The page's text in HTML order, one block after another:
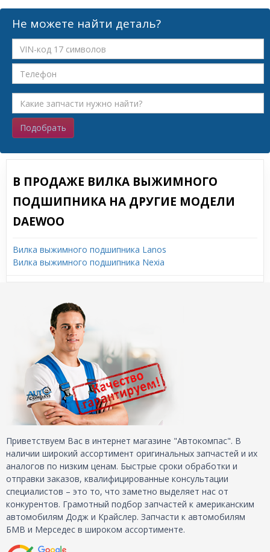
Не можете найти деталь?
Подобрать
В ПРОДАЖЕ ВИЛКА ВЫЖИМНОГО
ПОДШИПНИКА НА ДРУГИЕ МОДЕЛИ
DAEWOO
Вилка выжимного подшипника Lanos
Вилка выжимного подшипника Nexia
Приветствуем Вас в интернет магазине "Автокомпас". В
наличии широкий ассортимент оригинальных запчастей и их
аналогов по низким ценам. Быстрые сроки обработки и
отправки заказов, квалифицированные консультации
специалистов – это то, что заметно выделяет нас от
конкурентов. Грамотный подбор запчастей к американским
автомобилям Додж и Крайслер. Запчасти к автомобилям
БМВ и Мерседес в широком ассортименте.